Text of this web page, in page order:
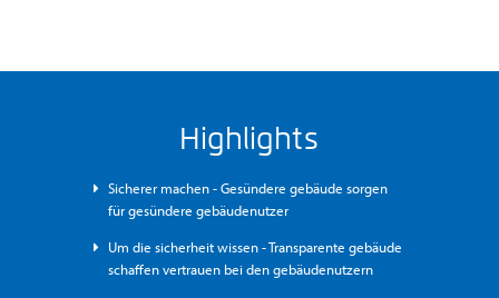
Highlights
Sicherer machen - Gesündere gebäude sorgen
für gesündere gebäudenutzer
Um die sicherheit wissen - Transparente gebäude
schaffen vertrauen bei den gebäudenutzern